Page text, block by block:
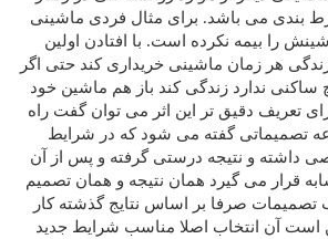
بندی می باشد. برای مثال فردی ماشینی
را بیمه نکرده است. با افتادن اولین
هر زمان ماشینی خریداری کند حتی اگر
ساکنی ندارد زندگی کند باز هم ماشین خود
تعریف دقیق تر این اثر می توان گفت راه
تصمیماتی گفته می شود که در شرایط
داشته و نتیجه درستی گرفته و پس از آن
قرار می گیرد همان نتیجه و همان تصمیم
تصمیمات صرفا بر اساس نتایج گذشته کار
آن انتخاب اصلا مناسب شرایط جدید